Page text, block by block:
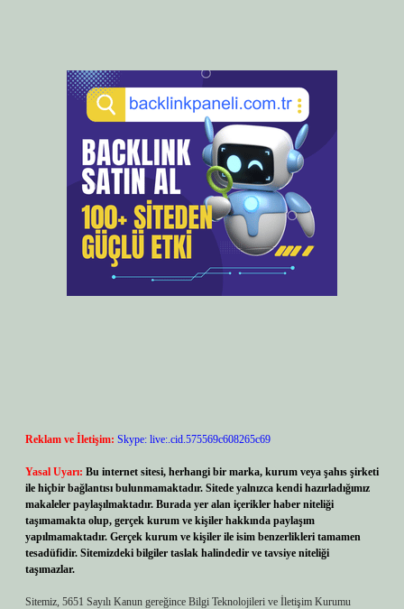
Reklam ve İletişim: Skype: live:.cid.575569c608265c69
Yasal Uyarı: Bu internet sitesi, herhangi bir marka, kurum veya şahıs şirketi
ile hiçbir bağlantısı bulunmamaktadır. Sitede yalnızca kendi hazırladığımız
makaleler paylaşılmaktadır. Burada yer alan içerikler haber niteliği
taşımamakta olup, gerçek kurum ve kişiler hakkında paylaşım
yapılmamaktadır. Gerçek kurum ve kişiler ile isim benzerlikleri tamamen
tesadüfidir. Sitemizdeki bilgiler taslak halindedir ve tavsiye niteliği
taşımazlar.
Sitemiz, 5651 Sayılı Kanun gereğince Bilgi Teknolojileri ve İletişim Kurumu